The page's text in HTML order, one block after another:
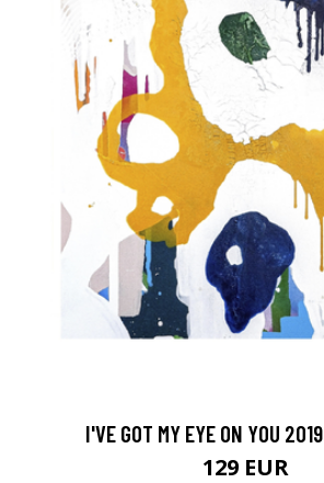
I'VE GOT MY EYE ON YOU
129 EUR